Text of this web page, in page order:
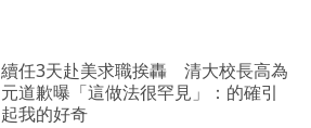
續任3天赴美求職挨轟 清大校長高為
元道歉曝「這做法很罕見」：的確引
起我的好奇